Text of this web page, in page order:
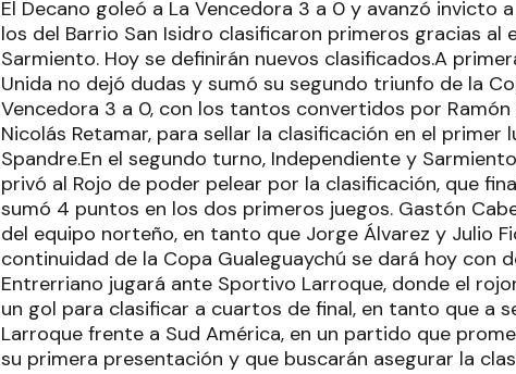
El Decano goleó a La Vencedora 3 a 0 y avanzó invicto
los del Barrio San Isidro clasificaron primeros gracias
Sarmiento. Hoy se definirán nuevos clasificados.A
Unida no dejó dudas y sumó su segundo triunfo de la
Vencedora 3 a 0, con los tantos convertidos por
Nicolás Retamar, para sellar la clasificación en el primer
Spandre.En el segundo turno, Independiente y
privó al Rojo de poder pelear por la clasificación, que
sumó 4 puntos en los dos primeros juegos. Gastón
del equipo norteño, en tanto que Jorge Álvarez y Julio
continuidad de la Copa Gualeguaychú se dará hoy con
Entrerriano jugará ante Sportivo Larroque, donde el
un gol para clasificar a cuartos de final, en tanto que a
Larroque frente a Sud América, en un partido que
su primera presentación y que buscarán asegurar la